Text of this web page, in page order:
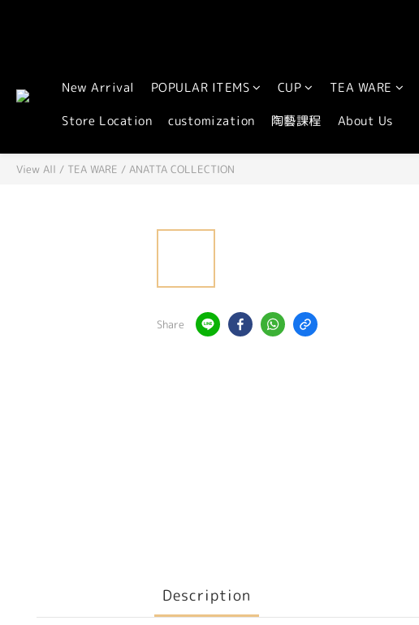
New Arrival POPULAR ITEMS CUP TEA WARE
Store Location
customization 陶藝課程 About Us
View All / TEA WARE / ANATTA COLLECTION
Share
Description